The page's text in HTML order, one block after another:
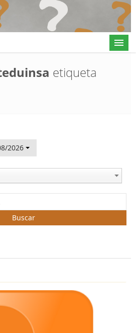
etiqueta
2026
Buscar